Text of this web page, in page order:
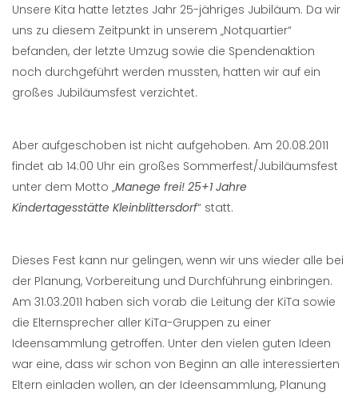
Unsere Kita hatte letztes Jahr 25-jähriges Jubiläum. Da wir
uns zu diesem Zeitpunkt in unserem „Notquartier“
befanden, der letzte Umzug sowie die Spendenaktion
noch durchgeführt werden mussten, hatten wir auf ein
großes Jubiläumsfest verzichtet.
Aber aufgeschoben ist nicht aufgehoben. Am 20.08.2011
findet ab 14:00 Uhr ein großes Sommerfest/Jubiläumsfest
unter dem Motto „Manege frei! 25+1 Jahre
Kindertagesstätte Kleinblittersdorf“ statt.
Dieses Fest kann nur gelingen, wenn wir uns wieder alle bei
der Planung, Vorbereitung und Durchführung einbringen.
Am 31.03.2011 haben sich vorab die Leitung der KiTa sowie
die Elternsprecher aller KiTa-Gruppen zu einer
Ideensammlung getroffen. Unter den vielen guten Ideen
war eine, dass wir schon von Beginn an alle interessierten
Eltern einladen wollen, an der Ideensammlung, Planung